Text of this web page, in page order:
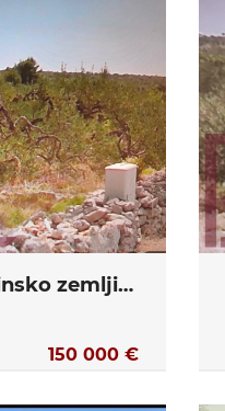
Atraktivno građevinsko zemljište u Primoštenu
150 000 €